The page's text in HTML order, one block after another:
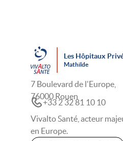
Les Hôpitaux
Mathilde
7 Boulevard de l'Europe,
76000 Rouen
+33 2 32 81 10 10
Vivalto Santé, acteur
en Europe.